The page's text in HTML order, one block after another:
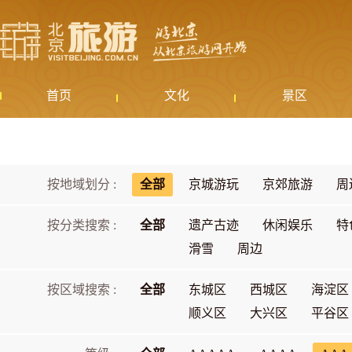
首页 文化 景区
按地域划分 : 全部 京城游玩 京郊旅游 周
按分类搜索 : 全部 遗产古迹 休闲娱乐
特
滑雪
周边
按区域搜索 : 全部 东城区 西城区
海淀区
顺义区
大兴区 平谷区